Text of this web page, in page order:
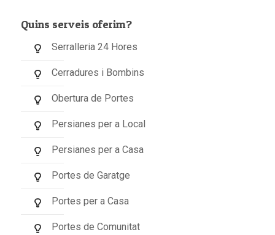
Quins serveis oferim?
Serralleria 24 Hores
Cerradures i Bombins
Obertura de Portes
Persianes per a Local
Persianes per a Casa
Portes de Garatge
Portes per a Casa
Portes de Comunitat